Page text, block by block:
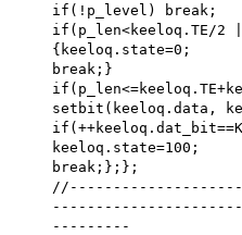
if(!p_level) break;
if(p_len<keeloq.TE/2
{keeloq.state=0;
break;}
setbit(keeloq.data,
keeloq.state=100;
break;};};
---------